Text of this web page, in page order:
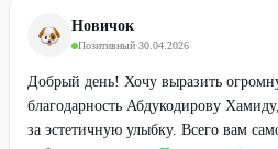
%Новичок
Позитивный·30.04.2026
Добрый день! Хочу выразить
благодарность Абдукодирову
за эстетичную улыбку. Всего вам